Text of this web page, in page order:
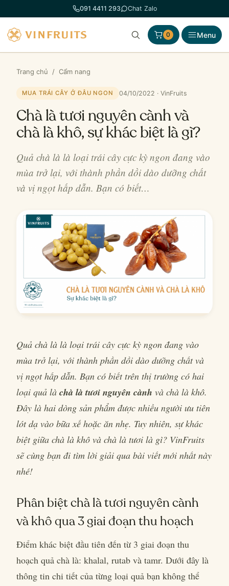
đến
phần
nội
dung
091 4411 293 Chat Zalo
0 Menu
Trang chủ / Cẩm nang
MUA TRÁI CÂY Ở ĐÂU NGON 04/10/2022 · VinFruits
Chà là tươi nguyên cành và
chà là khô, sự khác biệt là gì?
Quả chà là là loại trái cây cực kỳ ngon đang vào
mùa trở lại, với thành phần dồi dào dưỡng chất
và vị ngọt hấp dẫn. Bạn có biết…
Quả chà là là loại trái cây cực kỳ ngon đang vào
mùa trở lại, với thành phần dồi dào dưỡng chất và
vị ngọt hấp dẫn. Bạn có biết trên thị trường có hai
loại quả là chà là tươi nguyên cành và chà là khô.
Đây là hai dòng sản phẩm được nhiều người ưu tiên
lót dạ vào bữa xế hoặc ăn nhẹ. Tuy nhiên, sự khác
biệt giữa chà là khô và chà là tươi là gì? VinFruits
sẽ cùng bạn đi tìm lời giải qua bài viết mới nhất này
nhé!
Phân biệt chà là tươi nguyên cành
và khô qua 3 giai đoạn thu hoạch
Điểm khác biệt đầu tiên đến từ 3 giai đoạn thu
hoạch quả chà là: khalal, rutab và tamr. Dưới đây là
thông tin chi tiết của từng loại quả bạn không thể